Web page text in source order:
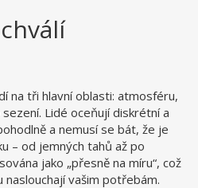
na tři hlavní oblasti: atmosféru,
Lidé oceňují diskrétní a
a nemusí se bát, že je
– od jemných tahů až po
jako „přesně na míru“, což
vašim potřebám.